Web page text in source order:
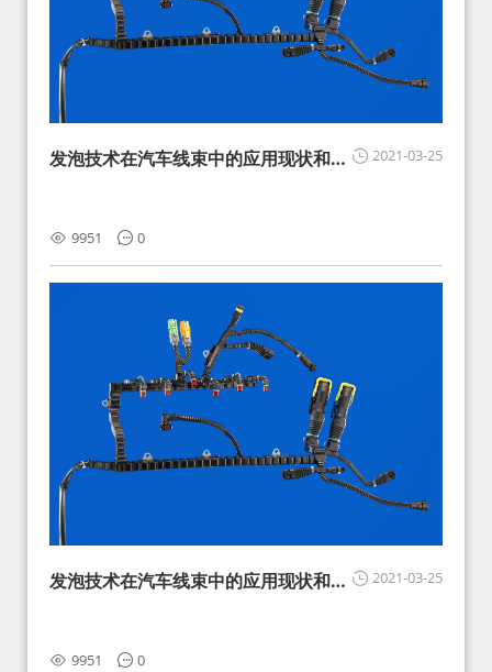
2021-03-25
发泡技术在汽车线束中的应用现状和展
9951 0
2021-03-25
发泡技术在汽车线束中的应用现状和展
9951 0